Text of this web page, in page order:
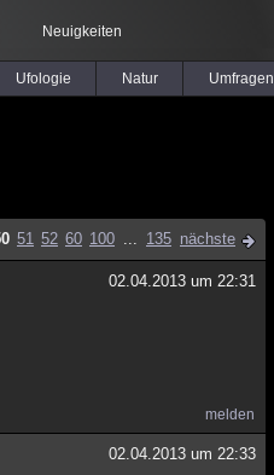
Neuigkeiten
Ufologie Natur Umfragen
51 52 60 100 ... 135 nächste
02.04.2013 um 22:31
melden
02.04.2013 um 22:33